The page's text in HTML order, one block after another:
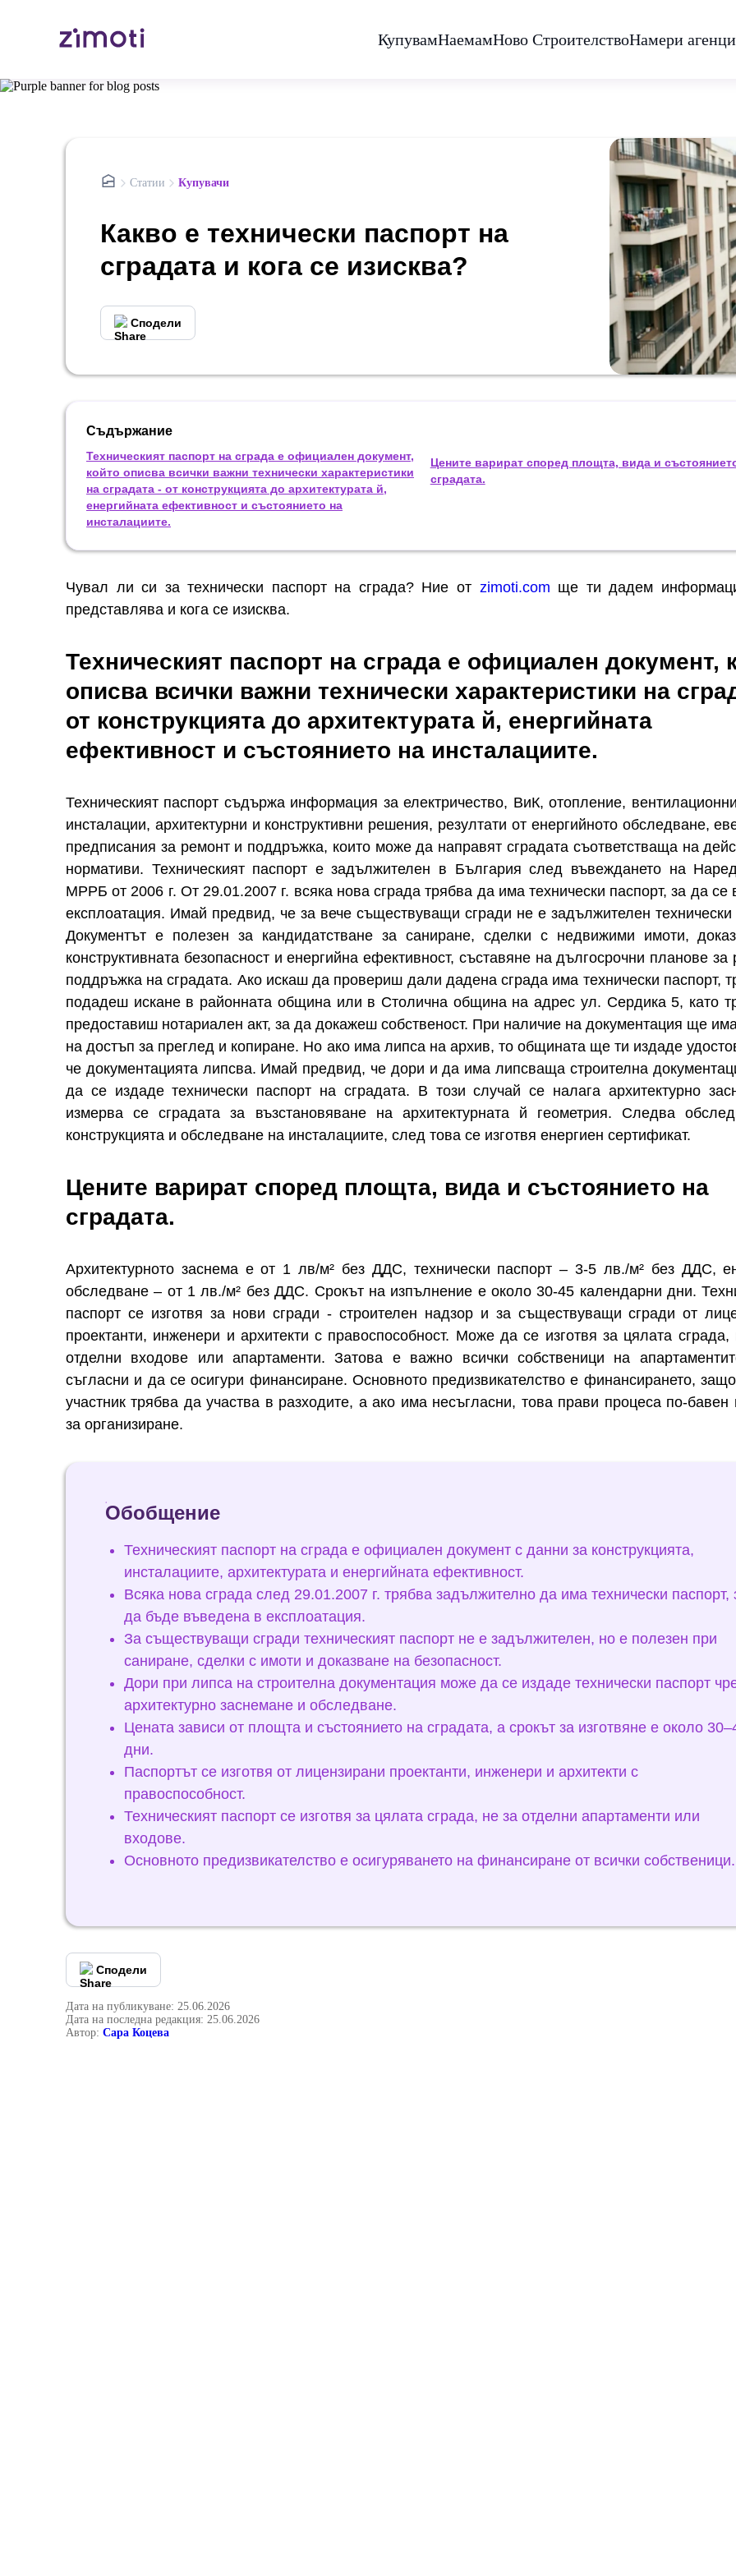
КупувамНаемамНово СтроителствоНамери
nav.home
Статии Купувачи
Какво е технически паспорт на
сградата и кога се изисква?
Сподели
Съдържание
Техническият паспорт на сграда е официален документ,
който описва всички важни технически характеристики
на сградата - от конструкцията до архитектурата й,
енергийната ефективност и състоянието на
инсталациите.
Цените варират според площта, вида и
сградата.
Чувал ли си за технически паспорт на сграда? Ние от zimoti.com ще ти дадем
представлява и кога се изисква.
Техническият паспорт на сграда е официален документ,
описва всички важни технически характеристики на
от конструкцията до архитектурата й, енергийната
ефективност и състоянието на инсталациите.
Техническият паспорт съдържа информация за електричество, ВиК, отопление,
инсталации, архитектурни и конструктивни решения, резултати от енергийното обследване,
предписания за ремонт и поддръжка, които може да направят сградата съответстваща на
нормативи. Техническият паспорт е задължителен в България след въвеждането на
МРРБ от 2006 г. От 29.01.2007 г. всяка нова сграда трябва да има технически паспорт, за да се
експлоатация. Имай предвид, че за вече съществуващи сгради не е задължителен технически
Документът е полезен за кандидатстване за саниране, сделки с недвижими имоти,
конструктивната безопасност и енергийна ефективност, съставяне на дългосрочни планове за
поддръжка на сградата. Ако искаш да провериш дали дадена сграда има технически паспорт,
подадеш искане в районната община или в Столична община на адрес ул. Сердика 5, като
предоставиш нотариален акт, за да докажеш собственост. При наличие на документация ще
на достъп за преглед и копиране. Но ако има липса на архив, то общината ще ти издаде
че документацията липсва. Имай предвид, че дори и да има липсваща строителна
да се издаде технически паспорт на сградата. В този случай се налага архитектурно
измерва се сградата за възстановяване на архитектурната й геометрия. Следва
конструкцията и обследване на инсталациите, след това се изготвя енергиен сертификат.
Цените варират според площта, вида и състоянието на
сградата.
Архитектурното заснема е от 1 лв/м² без ДДС, технически паспорт – 3-5 лв./м² без ДДС,
обследване – от 1 лв./м² без ДДС. Срокът на изпълнение е около 30-45 календарни дни.
паспорт се изготвя за нови сгради - строителен надзор и за съществуващи сгради от
проектанти, инженери и архитекти с правоспособност. Може да се изготвя за цялата
отделни входове или апартаменти. Затова е важно всички собственици на
съгласни и да се осигури финансиране. Основното предизвикателство е финансирането,
участник трябва да участва в разходите, а ако има несъгласни, това прави процеса по-бавен
за организиране.
Обобщение
Техническият паспорт на сграда е официален документ с данни за конструкцията,
инсталациите, архитектурата и енергийната ефективност.
Всяка нова сграда след 29.01.2007 г. трябва задължително да има технически паспорт,
да бъде въведена в експлоатация.
За съществуващи сгради техническият паспорт не е задължителен, но е полезен при
саниране, сделки с имоти и доказване на безопасност.
Дори при липса на строителна документация може да се издаде технически паспорт
архитектурно заснемане и обследване.
Цената зависи от площта и състоянието на сградата, а срокът за изготвяне е около
дни.
Паспортът се изготвя от лицензирани проектанти, инженери и архитекти с
правоспособност.
Техническият паспорт се изготвя за цялата сграда, не за отделни апартаменти или
входове.
Основното предизвикателство е осигуряването на финансиране от всички собственици.
Сподели
Дата на публикуване: 25.06.2026
Дата на последна редакция: 25.06.2026
Автор: Сара Коцева